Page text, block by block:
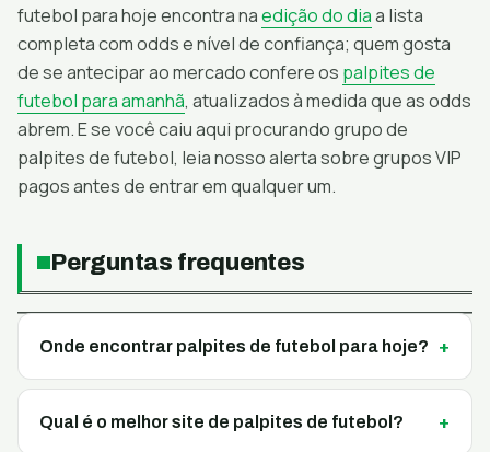
futebol para hoje encontra naedição do diaa lista
completa com odds e nível de confiança; quem gosta
de se antecipar ao mercado confere os palpites de
futebol para amanhã, atualizados à medida que as odds
abrem. E se você caiu aqui procurandogrupo de
palpites de futebol, leia nosso alerta sobre grupos VIP
pagos antes de entrar em qualquer um.
Perguntas frequentes
Onde encontrar palpites de futebol para hoje?
Qual é o melhor site de palpites de futebol?